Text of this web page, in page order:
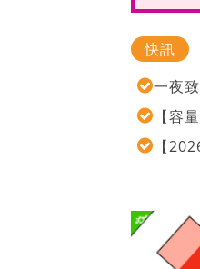
快訊
一夜
【容
【